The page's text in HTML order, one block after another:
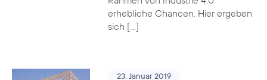
erhebliche Chancen. Hier ergeben
sich […]
23. Januar 2019